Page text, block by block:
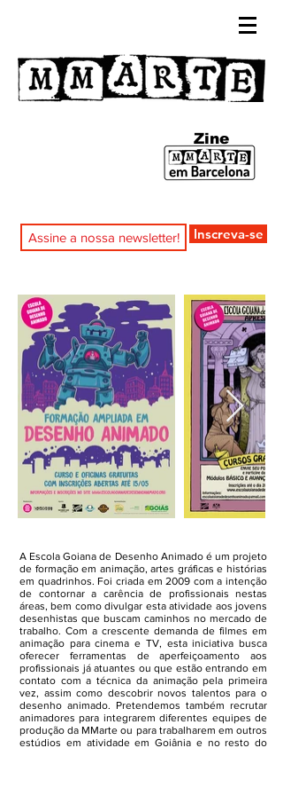
Zine
Inscreva-se
A Escola Goiana de Desenho Animado é um projeto
de formação em animação, artes gráficas e histórias
em quadrinhos. Foi criada em 2009 com a intenção
de contornar a carência de profissionais nestas
áreas, bem como divulgar esta atividade aos jovens
desenhistas que buscam caminhos no mercado de
trabalho. Com a crescente demanda de filmes em
animação para cinema e TV, esta iniciativa busca
oferecer ferramentas de aperfeiçoamento aos
profissionais já atuantes ou que estão entrando em
contato com a técnica da animação pela primeira
vez, assim como descobrir novos talentos para o
desenho animado. Pretendemos também recrutar
animadores para integrarem diferentes equipes de
produção da MMarte ou para trabalharem em outros
estúdios em atividade em Goiânia e no resto do